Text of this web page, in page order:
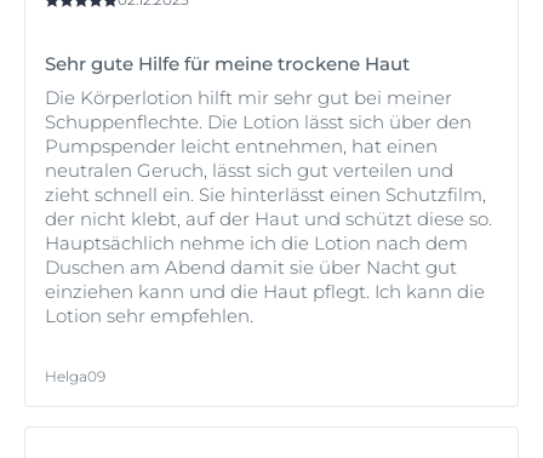
Sehr gute Hilfe für meine trockene Haut
Die Körperlotion hilft mir sehr gut bei meiner
Schuppenflechte. Die Lotion lässt sich über den
Pumpspender leicht entnehmen, hat einen
neutralen Geruch, lässt sich gut verteilen und
zieht schnell ein. Sie hinterlässt einen Schutzfilm,
der nicht klebt, auf der Haut und schützt diese so.
Hauptsächlich nehme ich die Lotion nach dem
Duschen am Abend damit sie über Nacht gut
einziehen kann und die Haut pflegt. Ich kann die
Lotion sehr empfehlen.
Helga09